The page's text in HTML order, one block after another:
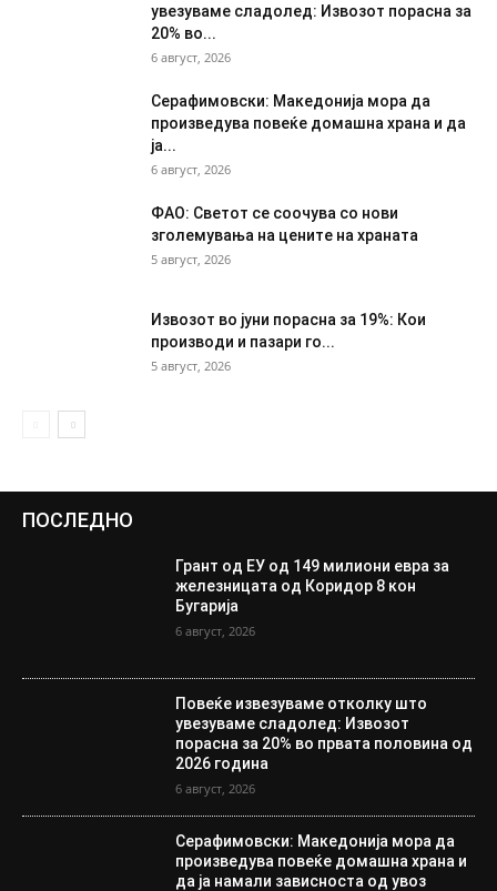
увезуваме сладолед: Извозот порасна за
20% во...
6 август, 2026
Серафимовски: Македонија мора да
произведува повеќе домашна храна и да
ја...
6 август, 2026
ФАО: Светот се соочува со нови
зголемувања на цените на храната
5 август, 2026
Извозот во јуни порасна за 19%: Кои
производи и пазари го...
5 август, 2026
ПОСЛЕДНО
Грант од ЕУ од 149 милиони евра за
железницата од Коридор 8 кон
Бугарија
6 август, 2026
Повеќе извезуваме отколку што
увезуваме сладолед: Извозот
порасна за 20% во првата половина од
2026 година
6 август, 2026
Серафимовски: Македонија мора да
произведува повеќе домашна храна и
да ја намали зависноста од увоз